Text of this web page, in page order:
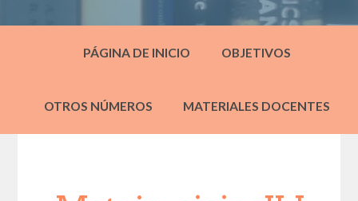
PÁGINA DE INICIO OBJETIVOS
OTROS NÚMEROS MATERIALES DOCENTES